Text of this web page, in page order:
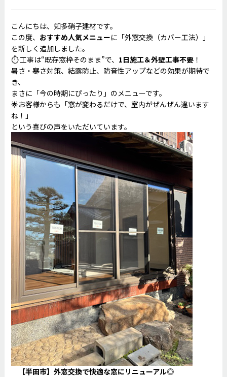
こんにちは、知多硝子建材です。
この度、 おすすめ人気メニューに「外窓交換（カバー工法）」
を新しく追加しました。
⏱ 工事は“既存窓枠そのまま”で、 1日施工＆外壁工事不要！
暑さ・寒さ対策、結露防止、防音性アップなどの効果が期待で
き、
まさに「今の時期にぴったり」のメニューです。
🌟お客様からも「窓が変わるだけで、室内がぜんぜん違います
ね！」
という喜びの声をいただいています。
【半田市】外窓交換で快適な窓にリニューアル◎